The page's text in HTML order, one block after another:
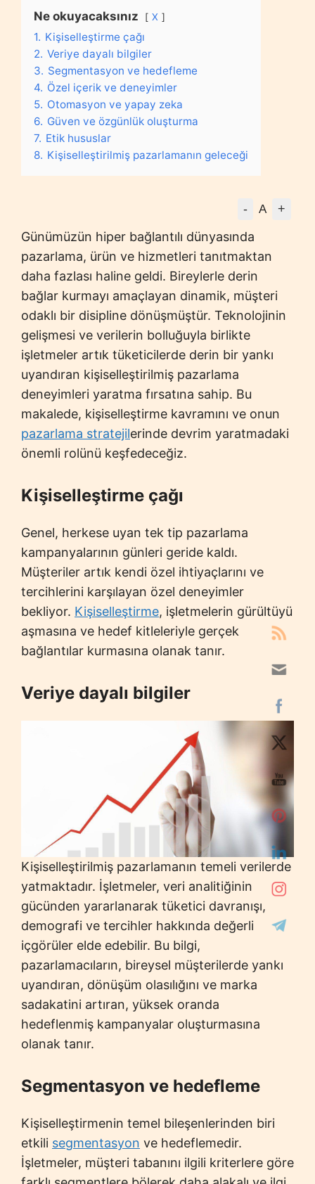
Ne okuyacaksınız X
1. Kişiselleştirme çağı
2. Veriye dayalı bilgiler
3. Segmentasyon ve hedefleme
4. Özel içerik ve deneyimler
5. Otomasyon ve yapay zeka
6. Güven ve özgünlük oluşturma
7. Etik hususlar
8. Kişiselleştirilmiş pazarlamanın geleceği
- A +
Günümüzün hiper bağlantılı dünyasında
pazarlama, ürün ve hizmetleri tanıtmaktan
daha fazlası haline geldi. Bireylerle derin
bağlar kurmayı amaçlayan dinamik, müşteri
odaklı bir disipline dönüşmüştür. Teknolojinin
gelişmesi ve verilerin bolluğuyla birlikte
işletmeler artık tüketicilerde derin bir yankı
uyandıran kişiselleştirilmiş pazarlama
deneyimleri yaratma fırsatına sahip. Bu
makalede, kişiselleştirme kavramını ve onun
pazarlama stratejilerinde devrim yaratmadaki
önemli rolünü keşfedeceğiz.
Kişiselleştirme çağı
Genel, herkese uyan tek tip pazarlama
kampanyalarının günleri geride kaldı.
Müşteriler artık kendi özel ihtiyaçlarını ve
tercihlerini karşılayan özel deneyimler
bekliyor. Kişiselleştirme, işletmelerin gürültüyü
aşmasına ve hedef kitleleriyle gerçek
bağlantılar kurmasına olanak tanır.
Veriye dayalı bilgiler
Kişiselleştirilmiş pazarlamanın temeli verilerde
yatmaktadır. İşletmeler, veri analitiğinin
gücünden yararlanarak tüketici davranışı,
demografi ve tercihler hakkında değerli
içgörüler elde edebilir. Bu bilgi,
pazarlamacıların, bireysel müşterilerde yankı
uyandıran, dönüşüm olasılığını ve marka
sadakatini artıran, yüksek oranda
hedeflenmiş kampanyalar oluşturmasına
olanak tanır.
Segmentasyon ve hedefleme
Kişiselleştirmenin temel bileşenlerinden biri
etkili segmentasyon ve hedeflemedir.
İşletmeler, müşteri tabanını ilgili kriterlere göre